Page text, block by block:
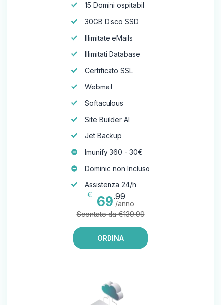
15 Domini ospitabil
30GB Disco SSD
Illimitate eMails
Illimitati Database
Certificato SSL
Webmail
Softaculous
Site Builder AI
Jet Backup
Imunify 360 - 30€
Dominio non Incluso
Assistenza 24/h
€
69.99
/anno
Scontato da €139.99
ORDINA